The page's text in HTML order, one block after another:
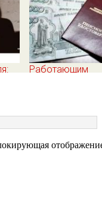
его
Работающим
ИПК